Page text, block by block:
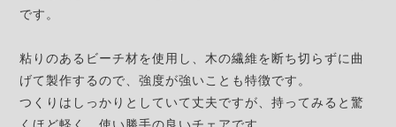
です。
粘りのあるビーチ材を使用し、木の繊維を断ち切らずに曲
げて製作するので、強度が強いことも特徴です。
つくりはしっかりとしていて丈夫ですが、持ってみると驚
くほど軽く、使い勝手の良いチェアです。